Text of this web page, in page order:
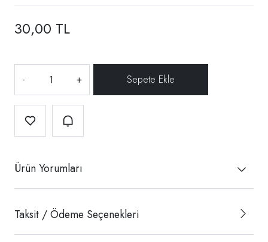
30,00 TL
- +
Ürün Yorumları
Taksit / Ödeme Seçenekleri